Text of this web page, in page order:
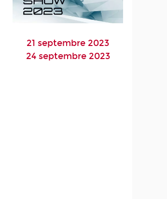
21 septembre 2023
24 septembre 2023